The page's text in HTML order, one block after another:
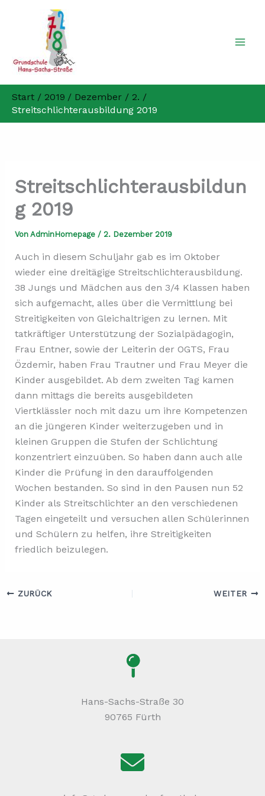
Start 2019 Dezember
2.
Streitschlichterausbildung 2019
Streitschlichterausbildun
g 2019
Von AdminHomepage / 2. Dezember 2019
Auch in diesem Schuljahr gab es im Oktober
wieder eine dreitägige Streitschlichterausbildung.
38 Jungs und Mädchen aus den 3/4 Klassen haben
sich aufgemacht, alles über die Vermittlung bei
Streitigkeiten von Gleichaltrigen zu lernen. Mit
tatkräftiger Unterstützung der Sozialpädagogin,
Frau Entner, sowie der Leiterin der OGTS, Frau
Özdemir, haben Frau Trautner und Frau Meyer die
Kinder ausgebildet. Ab dem zweiten Tag kamen
dann mittags die bereits ausgebildeten
Viertklässler noch mit dazu um ihre Kompetenzen
an die jüngeren Kinder weiterzugeben und in
kleinen Gruppen die Stufen der Schlichtung
konzentriert einzuüben. So haben dann auch alle
Kinder die Prüfung in den darauffolgenden
Wochen bestanden. So sind in den Pausen nun 52
Kinder als Streitschlichter an den verschiedenen
Tagen eingeteilt und versuchen allen Schülerinnen
und Schülern zu helfen, ihre Streitigkeiten
friedlich beizulegen.
ZURÜCK WEITER
Hans-Sachs-Straße 30
90765 Fürth